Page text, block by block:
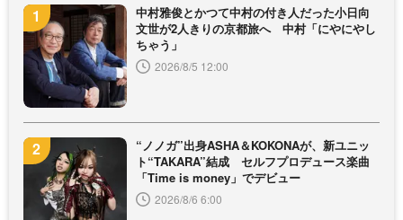
中村雅俊とかつて中村の付き人だった小日向
文世が2人きりの京都旅へ 中村「にやにやし
ちゃう」
2026/8/5 12:00
“ノノガ”出身ASHA＆KOKONAが、新ユニッ
ト“TAKARA”結成 セルフプロデュース楽曲
「Time is money」でデビュー
2026/8/6 6:00